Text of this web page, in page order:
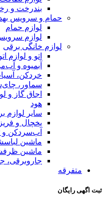
بندرخت و
حمام و سرویس
لوازم حمام
لوازم
لوازم خانگی برقی
اتو و لوازم
آبمیوه و
خردکن،
سماور،
اجاق گاز و
هود
سایر لوازم
یخچال و
آب‌سردکن و
ماشین
ماشین
جاروبرقی،
متفرقه
ثبت اگهی رایگان